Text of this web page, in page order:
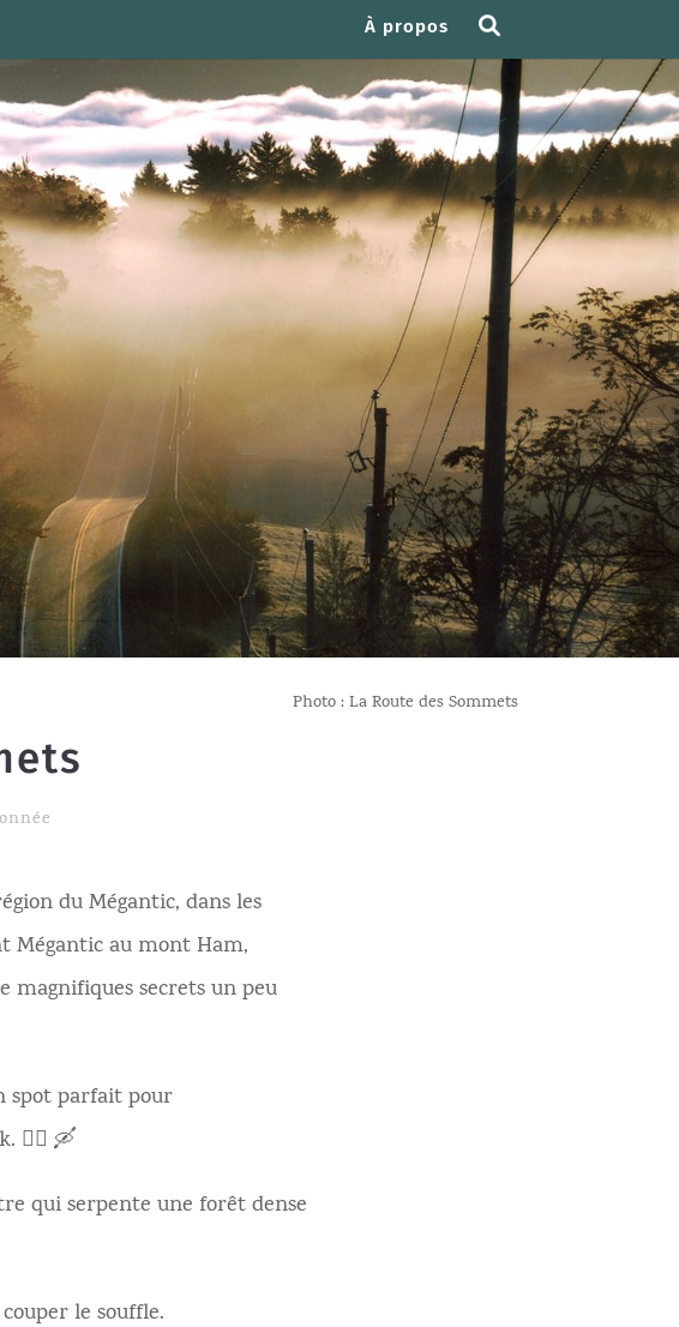
À propos
Photo : La Route des Sommets
du Mégantic, dans les
Mégantic au mont Ham,
magnifiques secrets un peu
spot parfait pour
🏊‍♀‍ 🛶
qui serpente une forêt dense
le souffle.